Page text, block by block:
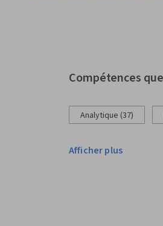
Compétences
Analytique (37)
Afficher plus